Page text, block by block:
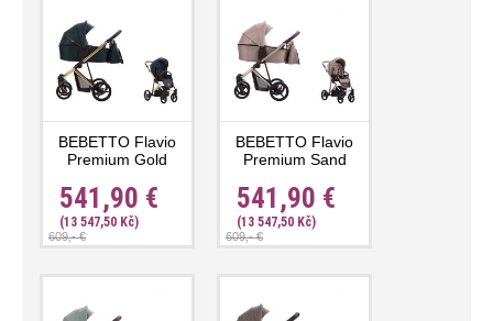
BEBETTO Flavio
Premium Gold
541,90 €
(13 547,50 Kč)
609,- €
BEBETTO Flavio
Premium Sand
541,90 €
(13 547,50 Kč)
609,- €